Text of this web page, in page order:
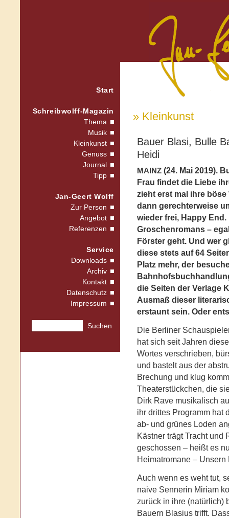
Start
Schreibwolff-Magazin
Thema
Musik
Kleinkunst
Genuss
Journal
Tipp
Jan-Geert Wolff
Zur Person
Angebot
Referenzen
Service
Downloads
Archiv
Kontakt
Datenschutz
Impressum
Suchen
» Kleinkunst
Bauer Blasi, Bulle
Heidi
MAINZ (24. Mai 2019).
Frau findet die Liebe
zieht erst mal ihre
dann gerechterweise
wieder frei, Happy
Groschenromans –
Förster geht. Und wer
diese stets auf 64
Platz mehr, der
die Seiten der Verlage
Ausmaß dieser
erstaunt sein. Oder
Die Berliner
hat sich seit Jahren
Wortes verschrieben,
und bastelt aus der
Brechung und klug
Theaterstückchen, die
Dirk Rave musikalisch
ihr drittes Programm hat
ab- und grünes Loden
Kästner trägt Tracht und
geschossen – heißt es
Heimatromane – Unsern
Auch wenn es weht tut,
naive Sennerin Miriam
zurück in ihre (natürlich)
Bauern Blasius trifft.